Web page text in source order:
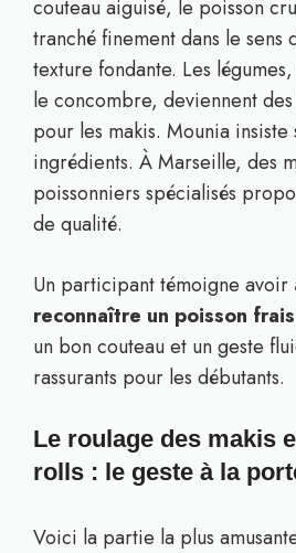
couteau aiguisé, le poisson
tranché finement dans le sens
texture fondante. Les
le concombre, deviennent
pour les makis. Mounia
ingrédients. À Marseille, des
poissonniers spécialisés
de qualité.
Un participant témoigne avoir
reconnaître un poisson frais
un bon couteau et un geste
rassurants pour les débutants.
Le roulage des makis
rolls : le geste à la
Voici la partie la plus